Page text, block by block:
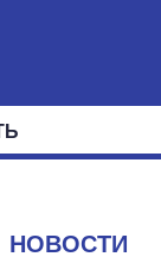
НОВОСТИ